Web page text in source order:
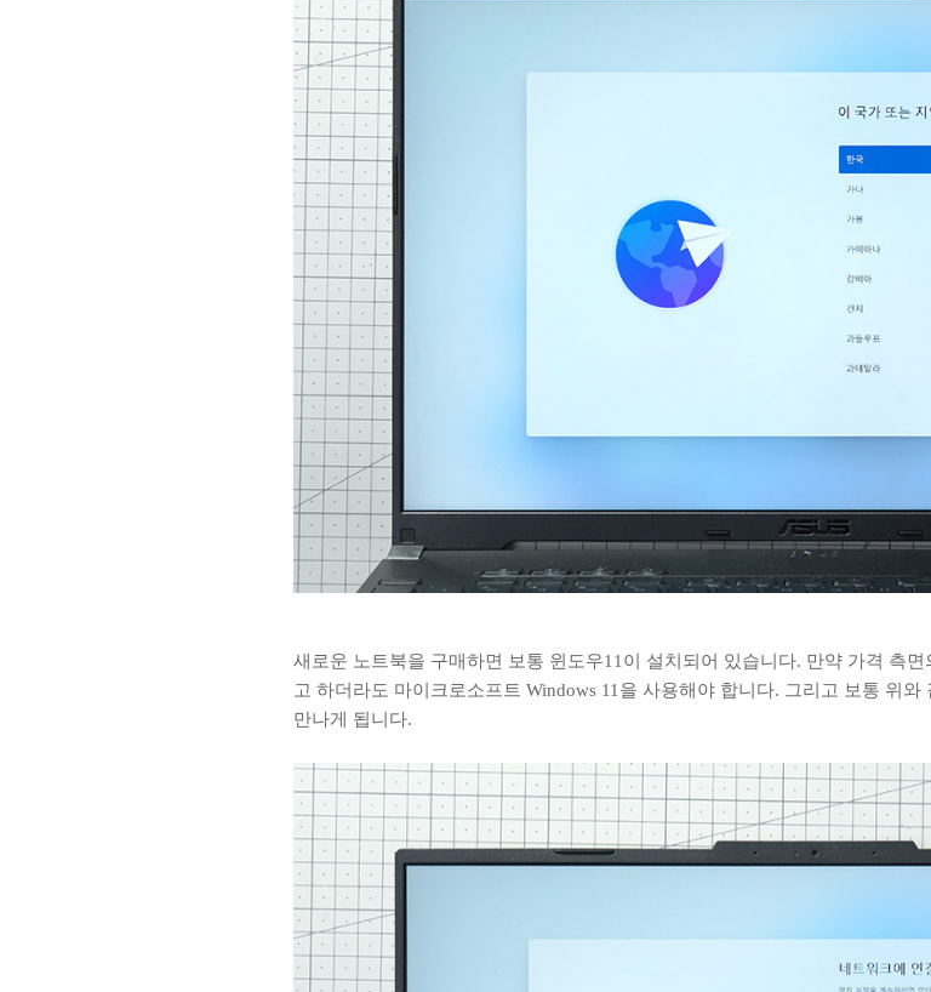
새로운 노트북을 구매하면 보통 윈도우11이 설치되어 있습니다. 만약 가격 측
고 하더라도 마이크로소프트 Windows 11을 사용해야 합니다. 그리고 보통 위
만나게 됩니다.